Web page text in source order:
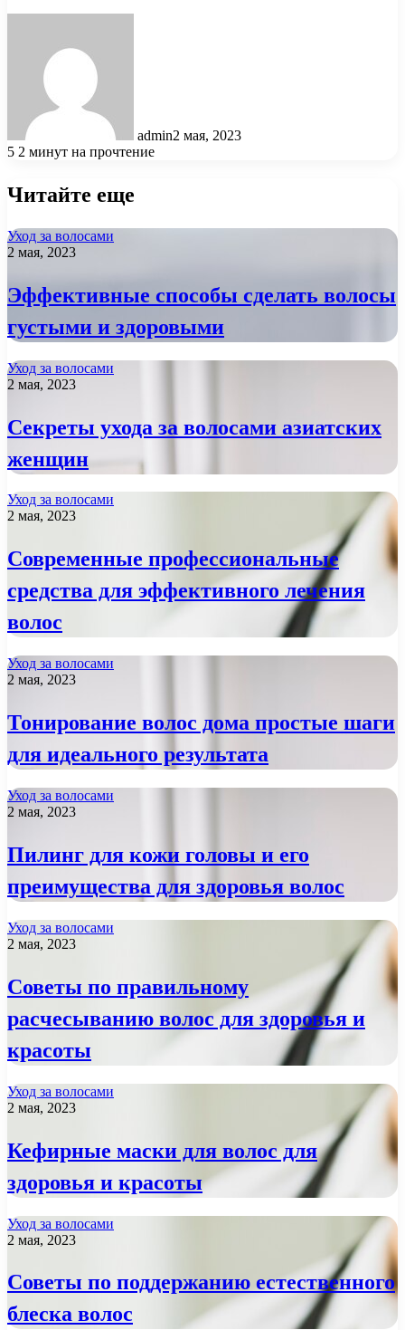
admin2 мая, 2023
5 2 минут на прочтение
Читайте еще
Уход за волосами
2 мая, 2023
Эффективные способы сделать волосы
густыми и здоровыми
Уход за волосами
2 мая, 2023
Секреты ухода за волосами азиатских
женщин
Уход за волосами
2 мая, 2023
Современные профессиональные
средства для эффективного лечения
волос
Уход за волосами
2 мая, 2023
Тонирование волос дома простые шаги
для идеального результата
Уход за волосами
2 мая, 2023
Пилинг для кожи головы и его
преимущества для здоровья волос
Уход за волосами
2 мая, 2023
Советы по правильному
расчесыванию волос для здоровья и
красоты
Уход за волосами
2 мая, 2023
Кефирные маски для волос для
здоровья и красоты
Уход за волосами
2 мая, 2023
Советы по поддержанию естественного
блеска волос